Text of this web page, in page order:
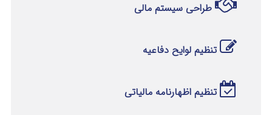
طراحی سیستم مالی
تنظیم لوایح دفاعیه
تنظیم اظهارنامه مالیاتی